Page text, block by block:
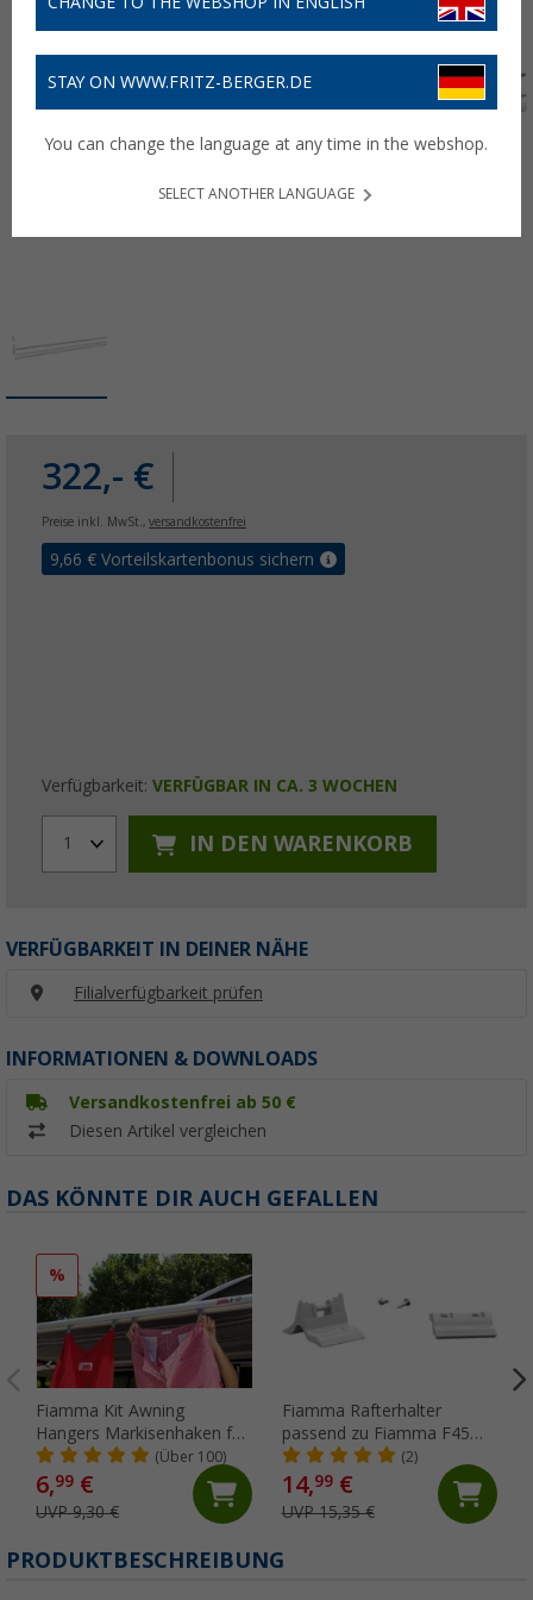
322,- €
Preise inkl. MwSt., versandkostenfrei
9,66 € Vorteilskartenbonus sichern
Verfügbarkeit: VERFÜGBAR IN CA. 3 WOCHEN
1 IN DEN WARENKORB
VERFÜGBARKEIT IN DEINER NÄHE
Filialverfügbarkeit prüfen
INFORMATIONEN & DOWNLOADS
Versandkostenfrei ab 50 €
Diesen Artikel vergleichen
DAS KÖNNTE DIR AUCH GEFALLEN
%
Fiamma Kit Awning
Hangers Markisenhaken für
die Kederschiene(Über 100)
6,99 €
UVP 9,30 €
Fiamma Rafterhalter
passend zu Fiamma F45
S/L / ZIP
(2)
14,99€
UVP 15,35 €
PRODUKTBESCHREIBUNG
STAY ON WWW.FRITZ-BERGER.DE
You can change the language at any time in the webshop.
SELECT ANOTHER LANGUAGE